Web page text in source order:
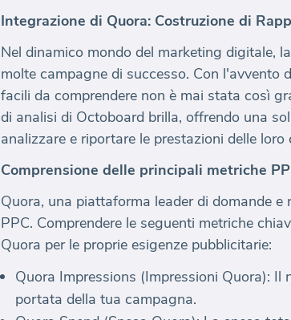
Integrazione di Quora: Costruzione di
Nel dinamico mondo del marketing digitale,
molte campagne di successo. Con l'avvento
facili da comprendere non è mai stata così
di analisi di Octoboard brilla, offrendo una
analizzare e riportare le prestazioni delle loro
Comprensione delle principali metriche
Quora, una piattaforma leader di domande
PPC. Comprendere le seguenti metriche
Quora per le proprie esigenze pubblicitarie:
Quora Impressions (Impressioni Quora):
portata della tua campagna.